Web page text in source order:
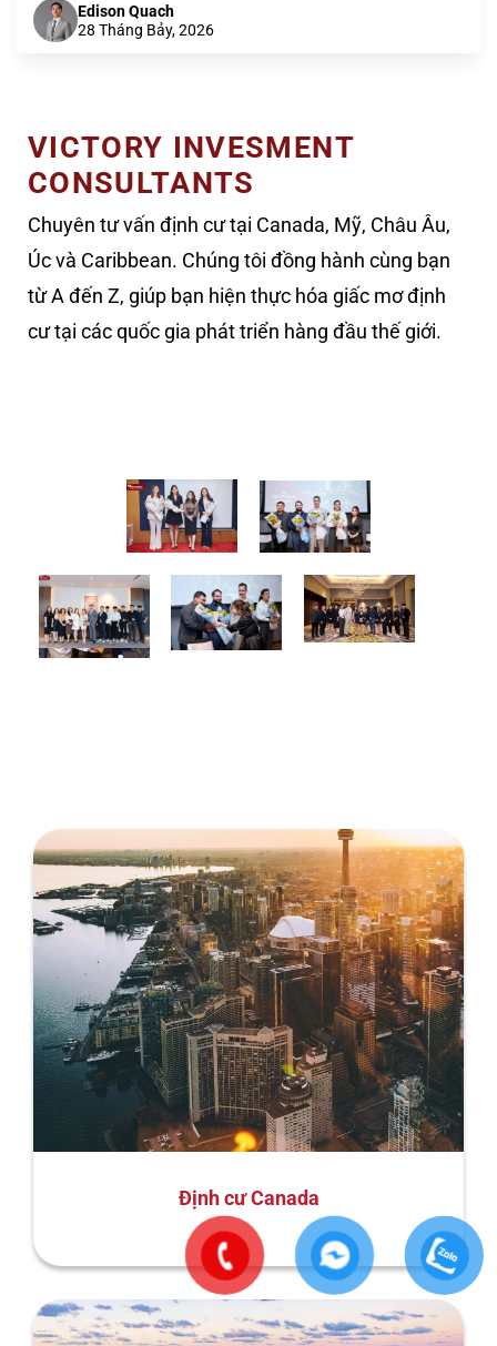
Edison Quach
28 Tháng Bảy, 2026
VICTORY INVESMENT
CONSULTANTS
Chuyên tư vấn định cư tại Canada, Mỹ, Châu Âu,
Úc và Caribbean. Chúng tôi đồng hành cùng bạn
từ A đến Z, giúp bạn hiện thực hóa giấc mơ định
cư tại các quốc gia phát triển hàng đầu thế giới.
Định cư Canada